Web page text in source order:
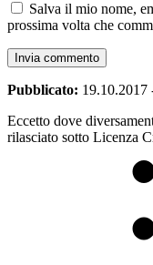
Salva il mio nome,
prossima volta che
Pubblicato: 19.10.2017
Eccetto dove
rilasciato sotto Licenza